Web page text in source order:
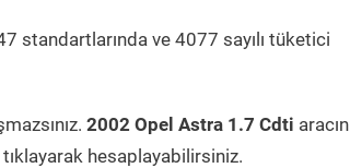
standartlarında ve 4077 sayılı tüketici
2002 Opel Astra 1.7 Cdti aracın
tıklayarak hesaplayabilirsiniz.